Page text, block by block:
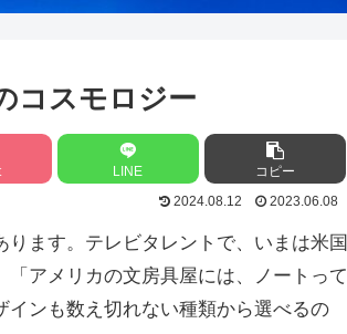
のコスモロジー
LINE
コピー
2024.08.12
2023.06.08
ます。テレビタレントで、いまは米国
アメリカの文房具屋には、ノートって
ンも数え切れない種類から選べるの